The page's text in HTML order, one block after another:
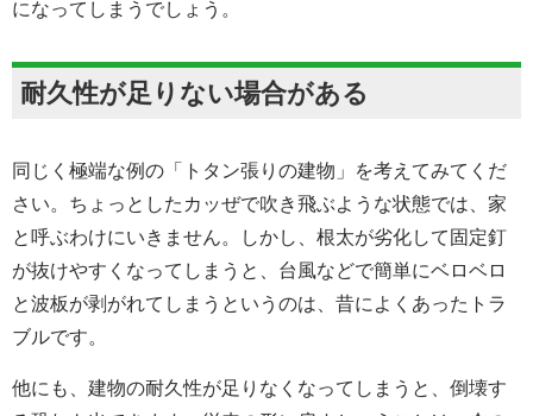
になってしまうでしょう。
耐久性が足りない場合がある
同じく極端な例の「トタン張りの建物」を考えてみてくだ
さい。ちょっとしたカッぜで吹き飛ぶような状態では、家
と呼ぶわけにいきません。しかし、根太が劣化して固定釘
が抜けやすくなってしまうと、台風などで簡単にベロベロ
と波板が剥がれてしまうというのは、昔によくあったトラ
ブルです。
他にも、建物の耐久性が足りなくなってしまうと、倒壊す